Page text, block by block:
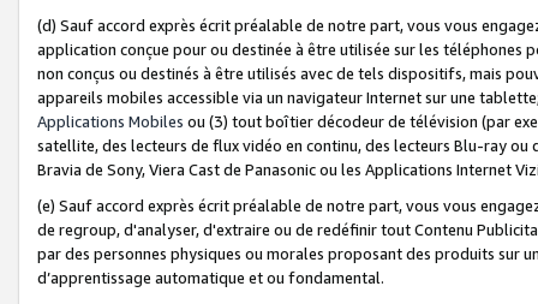
(d) Sauf accord exprès écrit préalable de notre part, vous vous
application conçue pour ou destinée à être utilisée sur les téléphones
non conçus ou destinés à être utilisés avec de tels dispositifs, mais
appareils mobiles accessible via un navigateur Internet sur une
Applications Mobiles ou (3) tout boîtier décodeur de télévision (par
satellite, des lecteurs de flux vidéo en continu, des lecteurs Blu-ray
Bravia de Sony, Viera Cast de Panasonic ou les Applications Internet
(e) Sauf accord exprès écrit préalable de notre part, vous vous
de regroup, d'analyser, d'extraire ou de redéfinir tout Contenu
par des personnes physiques ou morales proposant des produits sur
d’apprentissage automatique et ou fondamental.